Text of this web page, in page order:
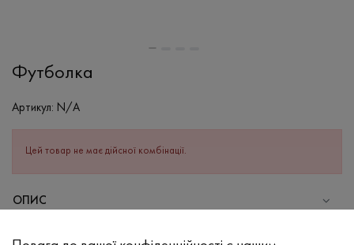
Футболка
Артикул: N/A
Цей товар не має дійсної комбінації.
ОПИС